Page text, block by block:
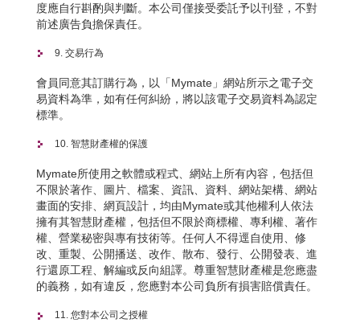
度應自行斟酌與判斷。本公司僅接受委託予以刊登，不對
前述廣告負擔保責任。
9. 交易行為
會員同意其訂購行為，以「Mymate」網站所示之電子交
易資料為準，如有任何糾紛，將以該電子交易資料為認定
標準。
10. 智慧財產權的保護
Mymate所使用之軟體或程式、網站上所有內容，包括但
不限於著作、圖片、檔案、資訊、資料、網站架構、網站
畫面的安排、網頁設計，均由Mymate或其他權利人依法
擁有其智慧財產權，包括但不限於商標權、專利權、著作
權、營業秘密與專有技術等。任何人不得逕自使用、修
改、重製、公開播送、改作、散布、發行、公開發表、進
行還原工程、解編或反向組譯。尊重智慧財產權是您應盡
的義務，如有違反，您應對本公司負所有損害賠償責任。
11. 您對本公司之授權